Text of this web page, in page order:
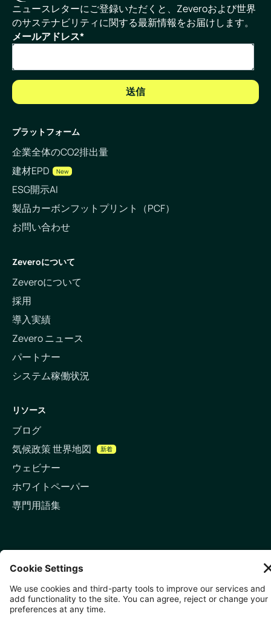
ホームページ
ニュースレターにご登録いただくと、Zeveroおよび世界
のサステナビリティに関する最新情報をお届けします。
メールアドレス*
プラットフォーム
企業全体のCO2排出量
建材EPD
New
ESG開示AI
製品カーボンフットプリント（PCF）
お問い合わせ
Zeveroについて
Zeveroについて
採用
導入実績
Zevero ニュース
パートナー
システム稼働状況
リソース
ブログ
気候政策 世界地図
新着
ウェビナー
ホワイトペーパー
専門用語集
LinkedInメールアドレス
WC1V 6DF